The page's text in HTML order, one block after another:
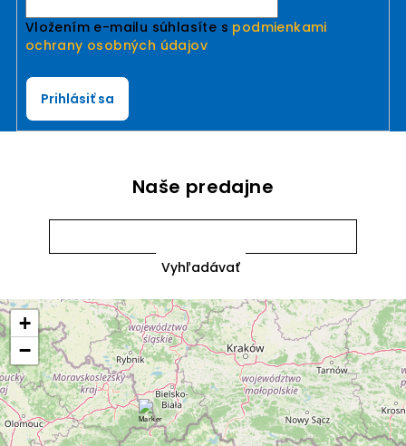
Vložením e-mailu súhlasíte s podmienkami
ochrany osobných údajov
Prihlásiť sa
Naše predajne
+
−